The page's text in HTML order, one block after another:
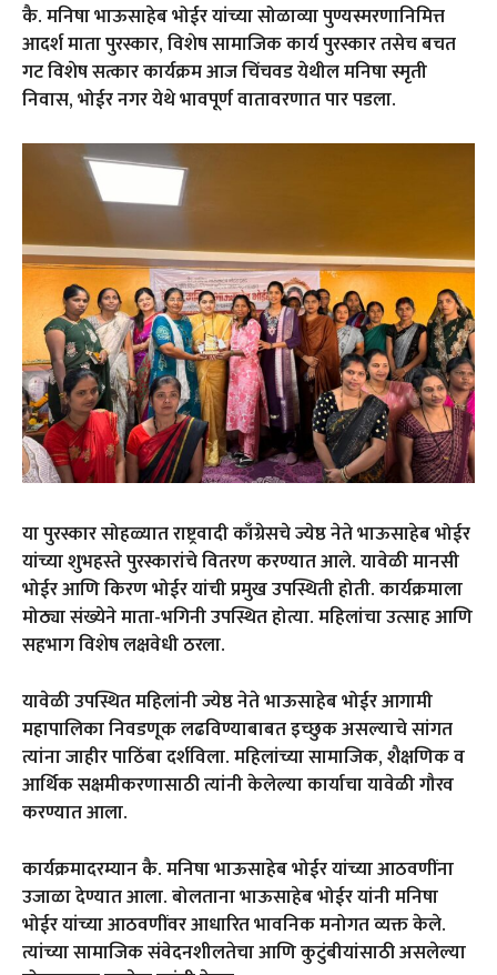
कै. मनिषा भाऊसाहेब भोईर यांच्या सोळाव्या पुण्यस्मरणानिमित्त
आदर्श माता पुरस्कार, विशेष सामाजिक कार्य पुरस्कार तसेच बचत
गट विशेष सत्कार कार्यक्रम आज चिंचवड येथील मनिषा स्मृती
निवास, भोईर नगर येथे भावपूर्ण वातावरणात पार पडला.
या पुरस्कार सोहळ्यात राष्ट्रवादी काँग्रेसचे ज्येष्ठ नेते भाऊसाहेब भोईर
यांच्या शुभहस्ते पुरस्कारांचे वितरण करण्यात आले. यावेळी मानसी
भोईर आणि किरण भोईर यांची प्रमुख उपस्थिती होती. कार्यक्रमाला
मोठ्या संख्येने माता-भगिनी उपस्थित होत्या. महिलांचा उत्साह आणि
सहभाग विशेष लक्षवेधी ठरला.
यावेळी उपस्थित महिलांनी ज्येष्ठ नेते भाऊसाहेब भोईर आगामी
महापालिका निवडणूक लढविण्याबाबत इच्छुक असल्याचे सांगत
त्यांना जाहीर पाठिंबा दर्शविला. महिलांच्या सामाजिक, शैक्षणिक व
आर्थिक सक्षमीकरणासाठी त्यांनी केलेल्या कार्याचा यावेळी गौरव
करण्यात आला.
कार्यक्रमादरम्यान कै. मनिषा भाऊसाहेब भोईर यांच्या आठवणींना
उजाळा देण्यात आला. बोलताना भाऊसाहेब भोईर यांनी मनिषा
भोईर यांच्या आठवणींवर आधारित भावनिक मनोगत व्यक्त केले.
त्यांच्या सामाजिक संवेदनशीलतेचा आणि कुटुंबीयांसाठी असलेल्या